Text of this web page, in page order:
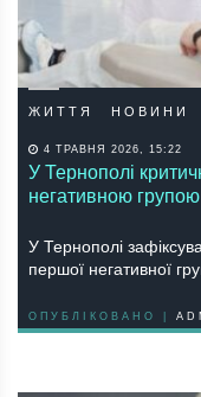
ЖИТТЯ НОВИНИ
4 ТРАВНЯ 2026, 15:22
У Тернополі
негативною групою
У Тернополі
першої негативної
ОПУБЛІКОВАНО |